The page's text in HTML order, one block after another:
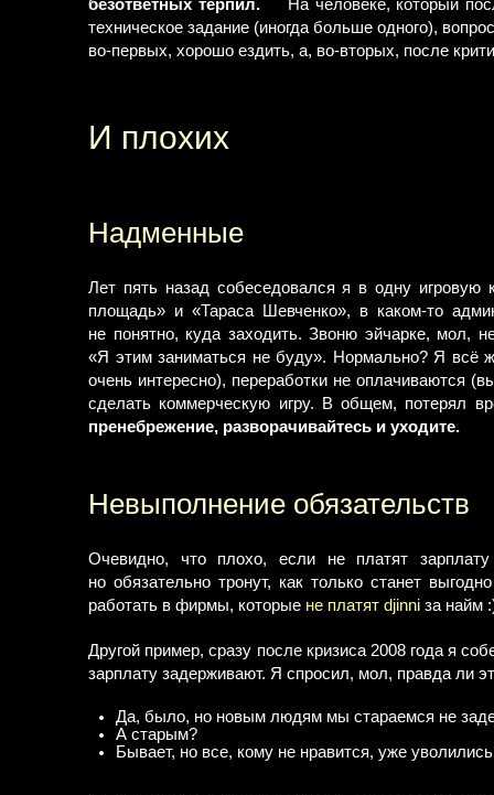
безответных терпил.
На человеке, который
техническое задание (иногда больше одного),
во-первых, хорошо ездить, а, во-вторых, после
И плохих
Надменные
Лет пять назад собеседовался я в одну
площадь» и «Тараса Шевченко», в каком-то
не понятно, куда заходить. Звоню эйчарке, мол,
«Я этим заниматься не буду». Нормально? Я всё
очень интересно), переработки не оплачиваются
сделать коммерческую игру. В общем, потерял
пренебрежение, разворачивайтесь и уходите.
Невыполнение обязательств
Очевидно, что плохо, если не платят
но обязательно тронут, как только станет
работать в фирмы, которые не платят djinni за найм
Другой пример, сразу после кризиса 2008 года я
зарплату задерживают. Я спросил, мол, правда ли
Да, было, но новым людям мы стараемся не
А старым?
Бывает, но все, кому не нравится, уже